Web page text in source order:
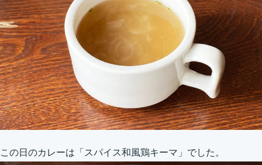
この日のカレーは「スパイス和風鶏キーマ」でした。